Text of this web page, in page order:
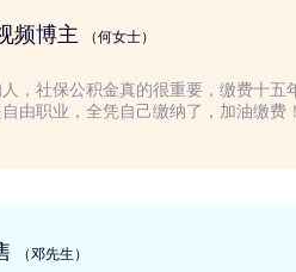
短视频博主
一线城市的人，社保公积金真的很重
退休，我是自由职业，全凭自己缴纳
销售